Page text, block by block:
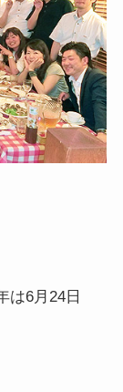
は6月24日